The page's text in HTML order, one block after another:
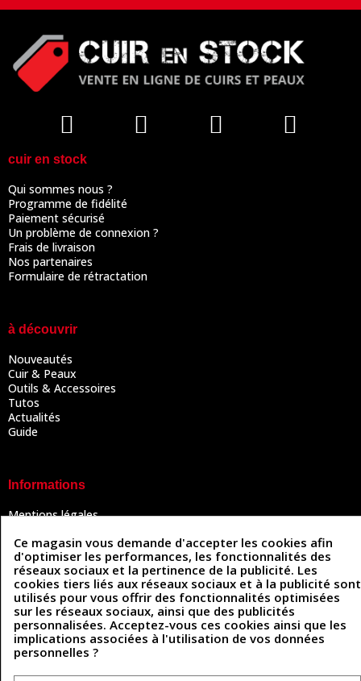
cuir en stock
Qui sommes nous ?
Programme de fidélité
Paiement sécurisé
Un problème de connexion ?
Frais de livraison
Nos partenaires
Formulaire de rétractation
à découvrir
Nouveautés
Cuir & Peaux
Outils & Accessoires
Tutos
Actualités
Guide
Informations
Mentions légales
Politique de confidentialité
Politique des cookies
Contactez-nous
Coordonnées
493 Chemin de Catougnac
Ce magasin vous demande d'accepter les cookies afin
d'optimiser les performances, les fonctionnalités des
réseaux sociaux et la pertinence de la publicité. Les
cookies tiers liés aux réseaux sociaux et à la publicité sont
utilisés pour vous offrir des fonctionnalités optimisées
sur les réseaux sociaux, ainsi que des publicités
personnalisées. Acceptez-vous ces cookies ainsi que les
implications associées à l'utilisation de vos données
personnelles ?